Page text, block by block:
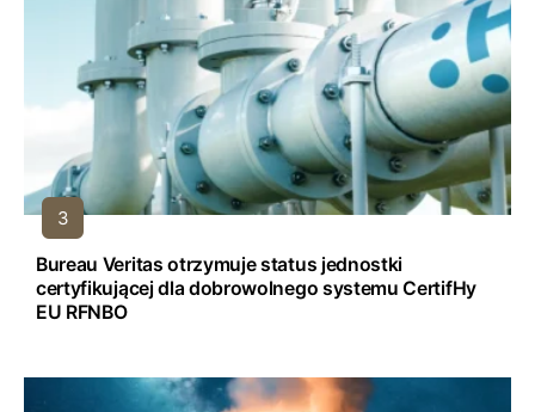
Bureau Veritas otrzymuje status jednostki
certyfikującej dla dobrowolnego systemu CertifHy
EU RFNBO